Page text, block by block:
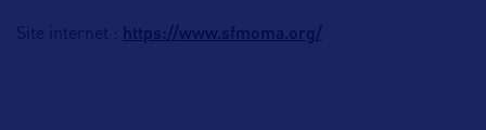
Site internet : https://www.sfmoma.org/